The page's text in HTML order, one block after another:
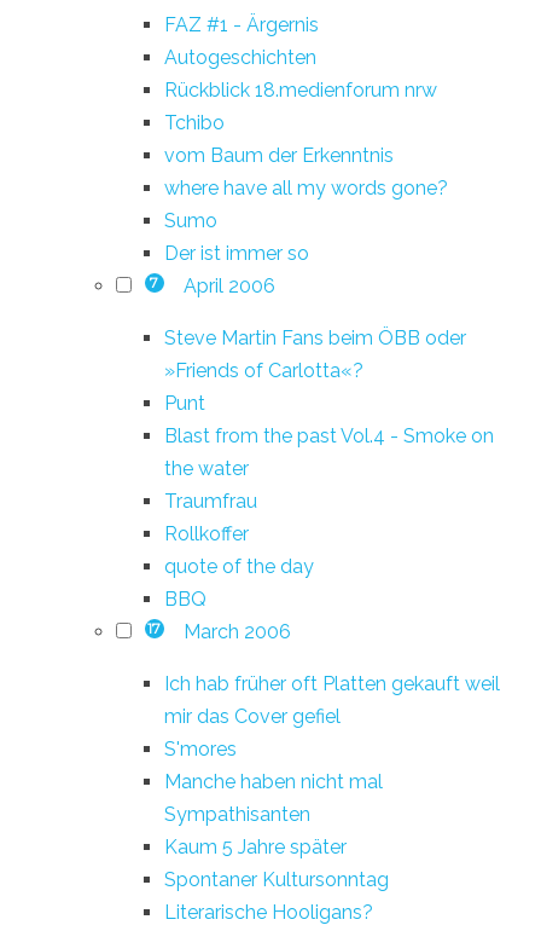
FAZ #1 - Ärgernis
Autogeschichten
Rückblick 18.medienforum nrw
Tchibo
vom Baum der Erkenntnis
where have all my words gone?
Sumo
Der ist immer so
7 April 2006
Steve Martin Fans beim ÖBB oder
»Friends of Carlotta«?
Punt
Blast from the past Vol.4 - Smoke on
the water
Traumfrau
Rollkoffer
quote of the day
BBQ
17 March 2006
Ich hab früher oft Platten gekauft weil
mir das Cover gefiel
S'mores
Manche haben nicht mal
Sympathisanten
Kaum 5 Jahre später
Spontaner Kultursonntag
Literarische Hooligans?